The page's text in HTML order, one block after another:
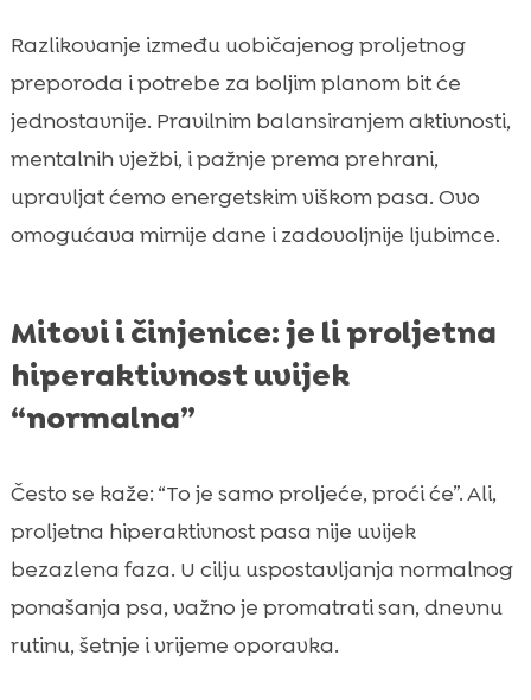
Razlikovanje između uobičajenog proljetnog
preporoda i potrebe za boljim planom bit će
jednostavnije. Pravilnim balansiranjem aktivnosti,
mentalnih vježbi, i pažnje prema prehrani,
upravljat ćemo energetskim viškom pasa. Ovo
omogućava mirnije dane i zadovoljnije ljubimce.
Mitovi i činjenice: je li proljetna
hiperaktivnost uvijek
“normalna”
Često se kaže: “To je samo proljeće, proći će”. Ali,
proljetna hiperaktivnost pasa nije uvijek
bezazlena faza. U cilju uspostavljanja normalnog
ponašanja psa, važno je promatrati san, dnevnu
rutinu, šetnje i vrijeme oporavka.